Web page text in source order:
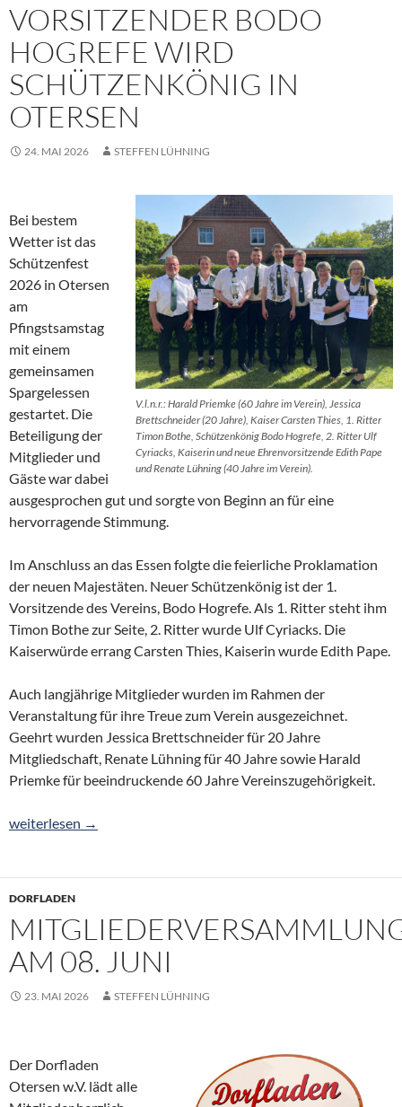
VORSITZENDER BODO
HOGREFE WIRD
SCHÜTZENKÖNIG IN
OTERSEN
24. MAI 2026 STEFFEN LÜHNING
V.l.n.r.: Harald Priemke (60 Jahre im Verein), Jessica
Brettschneider (20 Jahre), Kaiser Carsten Thies, 1. Ritter
Timon Bothe, Schützenkönig Bodo Hogrefe, 2. Ritter Ulf
Cyriacks, Kaiserin und neue Ehrenvorsitzende Edith Pape
und Renate Lühning (40 Jahre im Verein).
Bei bestem
Wetter ist das
Schützenfest
2026 in Otersen
am
Pfingstsamstag
mit einem
gemeinsamen
Spargelessen
gestartet. Die
Beteiligung der
Mitglieder und
Gäste war dabei
ausgesprochen gut und sorgte von Beginn an für eine
hervorragende Stimmung.
Im Anschluss an das Essen folgte die feierliche Proklamation
der neuen Majestäten. Neuer Schützenkönig ist der 1.
Vorsitzende des Vereins, Bodo Hogrefe. Als 1. Ritter steht ihm
Timon Bothe zur Seite, 2. Ritter wurde Ulf Cyriacks. Die
Kaiserwürde errang Carsten Thies, Kaiserin wurde Edith Pape.
Auch langjährige Mitglieder wurden im Rahmen der
Veranstaltung für ihre Treue zum Verein ausgezeichnet.
Geehrt wurden Jessica Brettschneider für 20 Jahre
Mitgliedschaft, Renate Lühning für 40 Jahre sowie Harald
Priemke für beeindruckende 60 Jahre Vereinszugehörigkeit.
Vorsitzender Bodo Hogrefe wird Schützenkönig in Otersen
weiterlesen →
DORFLADEN
AM 08. JUNI
23. MAI 2026 STEFFEN LÜHNING
Der Dorfladen
Otersen w.V. lädt alle